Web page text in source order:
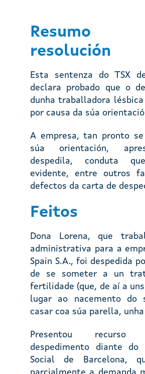
resolución
Esta sentenza do TSX
declara probado que o
dunha traballadora lésbica
por causa da súa
A empresa, tan pronto
súa orientación,
despedila, conduta
evidente, entre outros
defectos da carta de
Feitos
Dona Lorena, que
administrativa para a
Spain S.A., foi despedida
de se someter a un
fertilidade (que, de aí a
lugar ao nacemento do
casar coa súa parella,
Presentou
despedimento diante do
Social de Barcelona,